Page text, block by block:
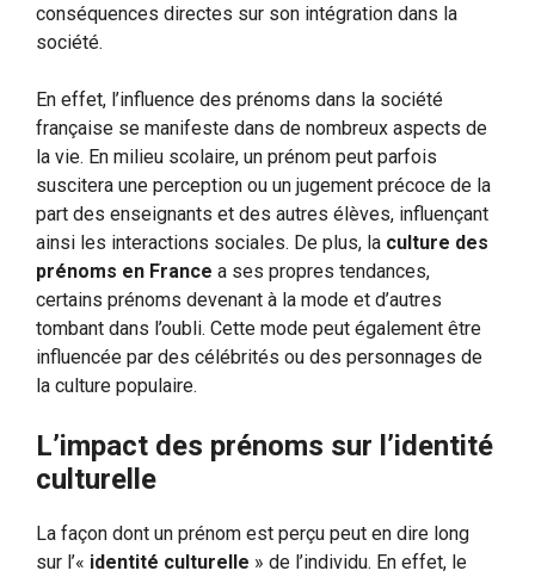
conséquences directes sur son intégration dans la
société.
En effet, l’influence des prénoms dans la société
française se manifeste dans de nombreux aspects de
la vie. En milieu scolaire, un prénom peut parfois
suscitera une perception ou un jugement précoce de la
part des enseignants et des autres élèves, influençant
ainsi les interactions sociales. De plus, la culture des
prénoms en France a ses propres tendances,
certains prénoms devenant à la mode et d’autres
tombant dans l’oubli. Cette mode peut également être
influencée par des célébrités ou des personnages de
la culture populaire.
L’impact des prénoms sur l’identité
culturelle
La façon dont un prénom est perçu peut en dire long
sur l’« identité culturelle » de l’individu. En effet, le